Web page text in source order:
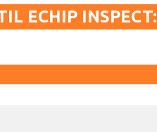
ECHIP INSPECT: